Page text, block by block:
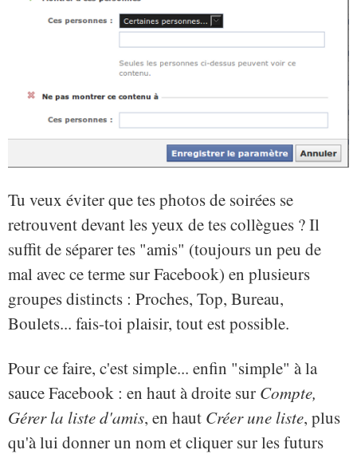
Tu veux éviter que tes photos de soirées se
retrouvent devant les yeux de tes collègues ? Il
suffit de séparer tes "amis" (toujours un peu de
mal avec ce terme sur Facebook) en plusieurs
groupes distincts : Proches, Top, Bureau,
Boulets... fais-toi plaisir, tout est possible.
Pour ce faire, c'est simple... enfin "simple" à la
sauce Facebook : en haut à droite sur Compte,
Gérer la liste d'amis, en haut Créer une liste, plus
qu'à lui donner un nom et cliquer sur les futurs